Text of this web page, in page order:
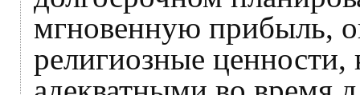
мгновенную прибыль,
религиозные ценности,